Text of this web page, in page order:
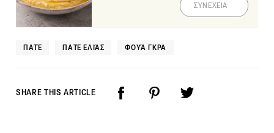
ΣΥΝΕΧΕΙΑ
ΠΑΤΈ ΠΑΤΈ ΕΛΙΆΣ ΦΟΥΆ ΓΚΡΑ
SHARE THIS ARTICLE